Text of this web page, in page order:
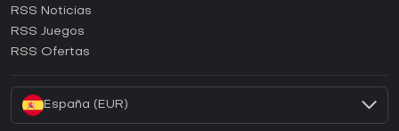
¿Cómo activar una CD Key de Ubisoft Connect?
RSS Noticias
RSS Juegos
RSS Ofertas
España (EUR)